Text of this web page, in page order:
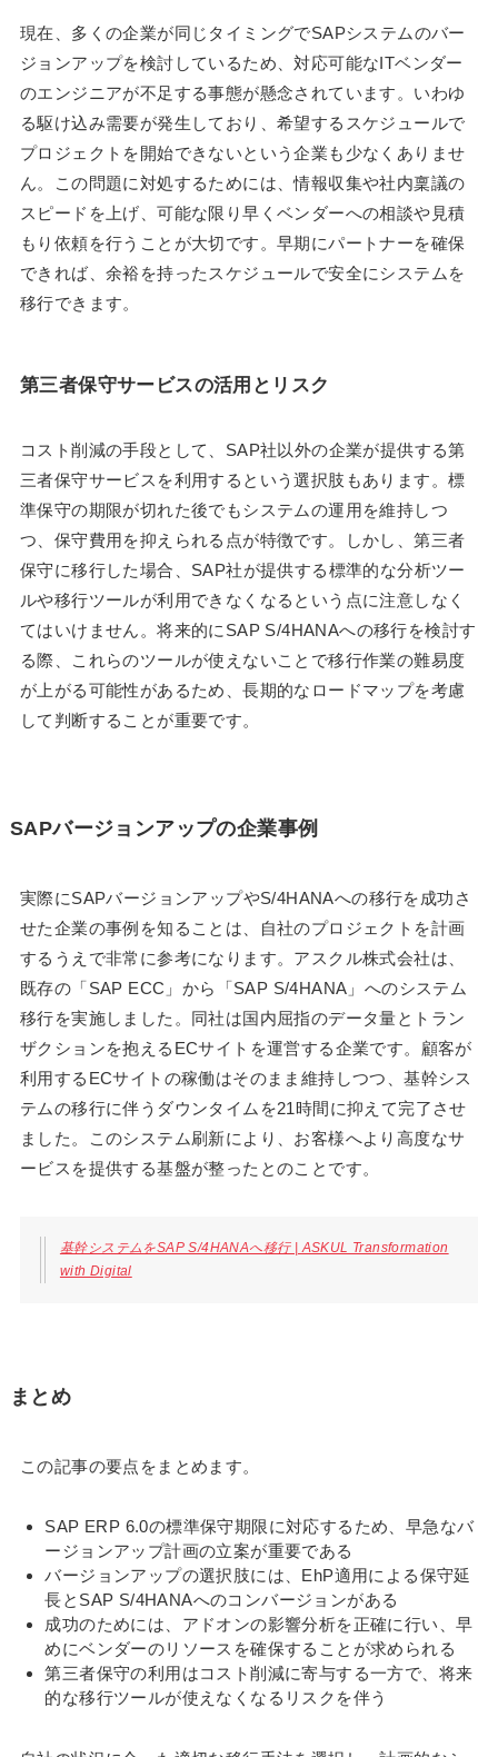
現在、多くの企業が同じタイミングでSAPシステムのバー
ジョンアップを検討しているため、対応可能なITベンダー
のエンジニアが不足する事態が懸念されています。いわゆ
る駆け込み需要が発生しており、希望するスケジュールで
プロジェクトを開始できないという企業も少なくありませ
ん。この問題に対処するためには、情報収集や社内稟議の
スピードを上げ、可能な限り早くベンダーへの相談や見積
もり依頼を行うことが大切です。早期にパートナーを確保
できれば、余裕を持ったスケジュールで安全にシステムを
移行できます。
第三者保守サービスの活用とリスク
コスト削減の手段として、SAP社以外の企業が提供する第
三者保守サービスを利用するという選択肢もあります。標
準保守の期限が切れた後でもシステムの運用を維持しつ
つ、保守費用を抑えられる点が特徴です。しかし、第三者
保守に移行した場合、SAP社が提供する標準的な分析ツー
ルや移行ツールが利用できなくなるという点に注意しなく
てはいけません。将来的にSAP S/4HANAへの移行を検討す
る際、これらのツールが使えないことで移行作業の難易度
が上がる可能性があるため、長期的なロードマップを考慮
して判断することが重要です。
SAPバージョンアップの企業事例
実際にSAPバージョンアップやS/4HANAへの移行を成功さ
せた企業の事例を知ることは、自社のプロジェクトを計画
するうえで非常に参考になります。アスクル株式会社は、
既存の「SAP ECC」から「SAP S/4HANA」へのシステム
移行を実施しました。同社は国内屈指のデータ量とトラン
ザクションを抱えるECサイトを運営する企業です。顧客が
利用するECサイトの稼働はそのまま維持しつつ、基幹シス
テムの移行に伴うダウンタイムを21時間に抑えて完了させ
ました。このシステム刷新により、お客様へより高度なサ
ービスを提供する基盤が整ったとのことです。
基幹システムをSAP S/4HANAへ移行 | ASKUL Transformation
with Digital
まとめ
この記事の要点をまとめます。
SAP ERP 6.0の標準保守期限に対応するため、早急なバ
ージョンアップ計画の立案が重要である
バージョンアップの選択肢には、EhP適用による保守延
長とSAP S/4HANAへのコンバージョンがある
成功のためには、アドオンの影響分析を正確に行い、早
めにベンダーのリソースを確保することが求められる
第三者保守の利用はコスト削減に寄与する一方で、将来
的な移行ツールが使えなくなるリスクを伴う